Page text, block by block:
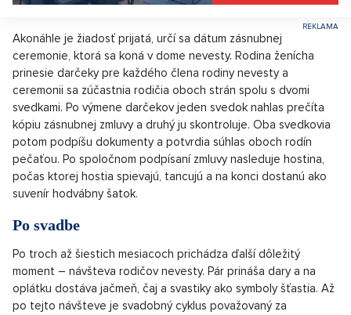
Akonáhle je žiadosť prijatá, určí sa dátum zásnubnej
ceremonie, ktorá sa koná v dome nevesty. Rodina ženícha
prinesie darčeky pre každého člena rodiny nevesty a
ceremonii sa zúčastnia rodičia oboch strán spolu s dvomi
svedkami. Po výmene darčekov jeden svedok nahlas prečíta
kópiu zásnubnej zmluvy a druhý ju skontroluje. Oba svedkovia
potom podpíšu dokumenty a potvrdia súhlas oboch rodín
pečaťou. Po spoločnom podpísaní zmluvy nasleduje hostina,
počas ktorej hostia spievajú, tancujú a na konci dostanú ako
suvenír hodvábny šatok.
Po svadbe
Po troch až šiestich mesiacoch prichádza ďalší dôležitý
moment – návšteva rodičov nevesty. Pár prináša dary a na
oplátku dostáva jačmeň, čaj a svastiky ako symboly šťastia. Až
po tejto návšteve je svadobný cyklus považovaný za